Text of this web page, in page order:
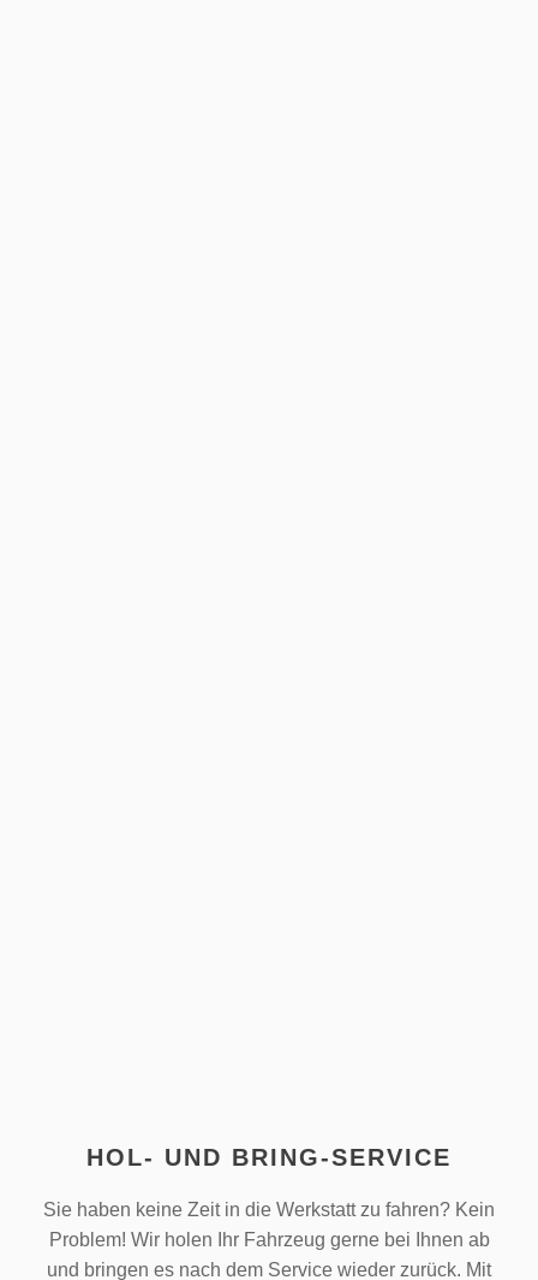
HOL- UND BRING-SERVICE
Sie haben keine Zeit in die Werkstatt zu fahren? Kein
Problem! Wir holen Ihr Fahrzeug gerne bei Ihnen ab
und bringen es nach dem Service wieder zurück. Mit